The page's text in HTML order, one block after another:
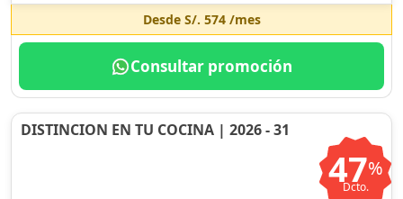
Desde S/. 574/mes
Consultar promoción
DISTINCION EN TU COCINA | 2026 - 31
47%
Dcto.